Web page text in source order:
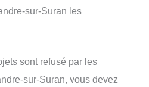
sur-Suran les
sont refusé par les
sur-Suran, vous devez